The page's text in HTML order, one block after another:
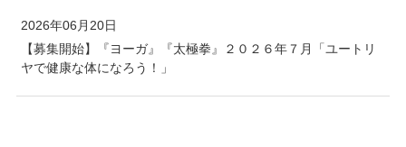
2026年06月20日
【募集開始】『ヨーガ』『太極拳』２０２６年７月「ユートリ
ヤで健康な体になろう！」